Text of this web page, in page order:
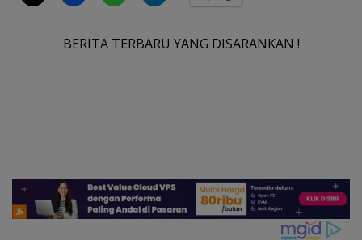
BERITA TERBARU YANG DISARANKAN !